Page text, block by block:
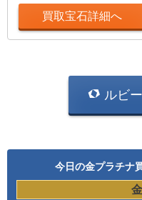
買取宝石詳細へ
ルビ
今日の金プラチナ